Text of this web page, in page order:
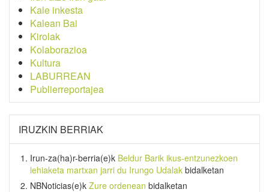
Kale inkesta
Kalean Bai
Kirolak
Kolaborazioa
Kultura
LABURREAN
Publierreportajea
IRUZKIN BERRIAK
Irun-za(ha)r-berria(e)k Beldur Barik ikus-entzunezkoen
lehiaketa martxan jarri du Irungo Udalak bidalketan
NBNoticias(e)k Zure ordenean bidalketan